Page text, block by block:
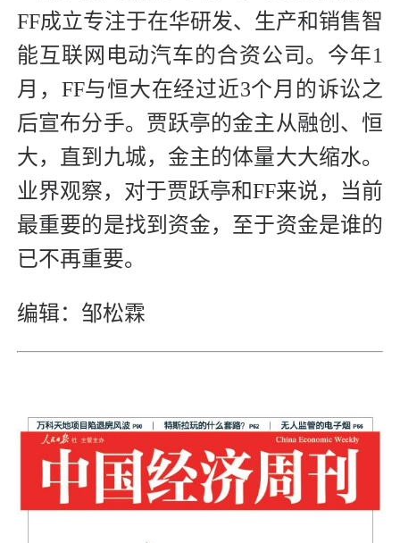
FF成立专注于在华研发、生产和销售智
能互联网电动汽车的合资公司。今年1
月，FF与恒大在经过近3个月的诉讼之
后宣布分手。贾跃亭的金主从融创、恒
大，直到九城，金主的体量大大缩水。
业界观察，对于贾跃亭和FF来说，当前
最重要的是找到资金，至于资金是谁的
已不再重要。
编辑：邹松霖